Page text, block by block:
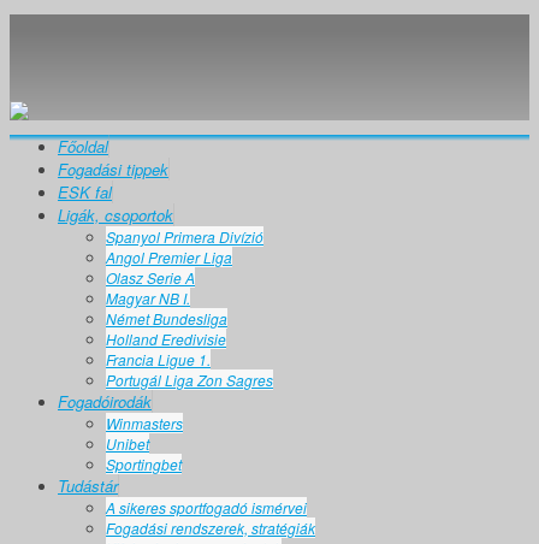
Főoldal
Fogadási tippek
ESK fal
Ligák, csoportok
Spanyol Primera Divízió
Angol Premier Liga
Olasz Serie A
Magyar NB I.
Német Bundesliga
Holland Eredivisie
Francia Ligue 1.
Portugál Liga Zon Sagres
Fogadóirodák
Winmasters
Unibet
Sportingbet
Tudástár
A sikeres sportfogadó ismérvei
Fogadási rendszerek, stratégiák